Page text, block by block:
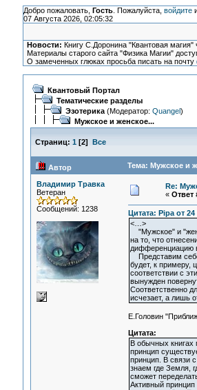
Добро пожаловать, Гость. Пожалуйста, войдите
07 Августа 2026, 02:05:32
Новости: Книгу С.Доронина "Квантовая магия"
Материалы старого сайта "Физика Магии"
О замеченных глюках просьба писать на почту
Квантовый Портал
Тематические разделы
Эзотерика(Модератор: Quangel)
Мужское и женское...
Страниц: 1 [2] Все
Автор Тема: Мужское и
Владимир Травка
Ветеран
Сообщений: 1238
Re:
« Ответ
Цитата: Pipa от
<…>
"Мужское" и
на то, что
дифференциацию
Представим себе
будет, к примеру,
соответствии с
вынужден
Соответственно
исчезает, а лишь
Е.Головин
Цитата:
В обычных книгах
принцип
принцип. В связи
знаем где Земля,
сможет
Активный